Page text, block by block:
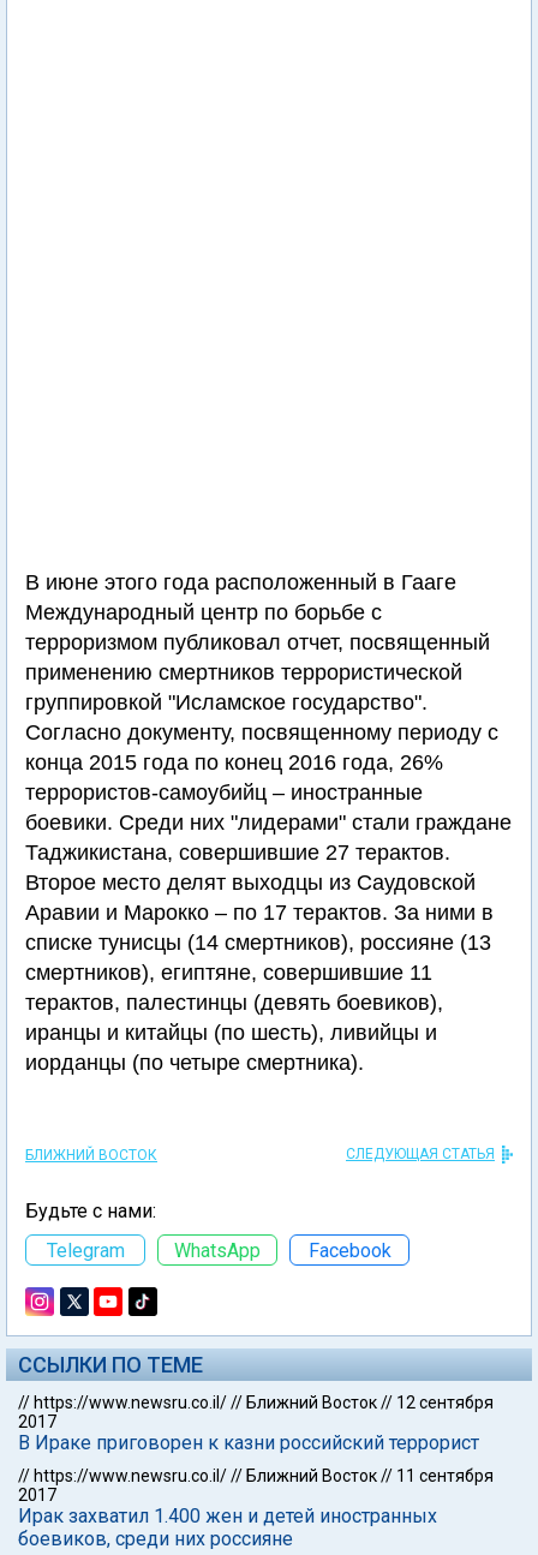
В июне этого года расположенный в Гааге
Международный центр по борьбе с
терроризмом публиковал отчет, посвященный
применению смертников террористической
группировкой "Исламское государство".
Согласно документу, посвященному периоду с
конца 2015 года по конец 2016 года, 26%
террористов-самоубийц – иностранные
боевики. Среди них "лидерами" стали граждане
Таджикистана, совершившие 27 терактов.
Второе место делят выходцы из Саудовской
Аравии и Марокко – по 17 терактов. За ними в
списке тунисцы (14 смертников), россияне (13
смертников), египтяне, совершившие 11
терактов, палестинцы (девять боевиков),
иранцы и китайцы (по шесть), ливийцы и
иорданцы (по четыре смертника).
БЛИЖНИЙ ВОСТОК СЛЕДУЮЩАЯ СТАТЬЯ
Будьте с нами:
Telegram
WhatsApp Facebook
ССЫЛКИ ПО ТЕМЕ
// https://www.newsru.co.il/// Ближний Восток// 12 сентября
2017
В Ираке приговорен к казни российский террорист
// https://www.newsru.co.il/// Ближний Восток// 11 сентября
2017
Ирак захватил 1.400 жен и детей иностранных
боевиков, среди них россияне